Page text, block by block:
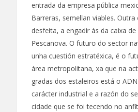
entrada da empresa pública
Barreras, semellan viables. Outra
desfeita, a engadir ás da caixa
Pescanova. O futuro do sector
unha cuestión estratéxica, é o
área metropolitana, xa que na
gradas dos estaleiros está o
carácter industrial e a razón do
cidade que se foi tecendo no